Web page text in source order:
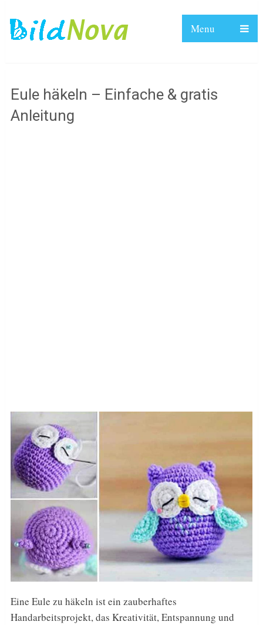
Menu
Eule häkeln – Einfache & gratis
Anleitung
Eine Eule zu häkeln ist ein zauberhaftes
Handarbeitsprojekt, das Kreativität, Entspannung und